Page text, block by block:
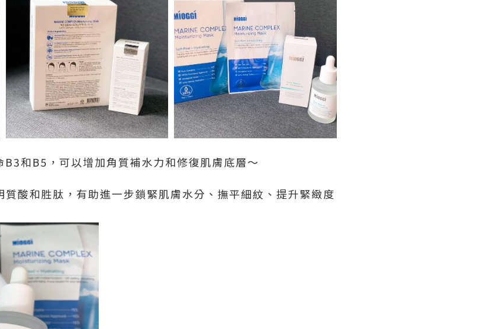
B3和B5，可以增加角質補水力和修復肌膚底層～
酸和胜肽，有助進一步鎖緊肌膚水分、撫平細紋、提升緊緻度